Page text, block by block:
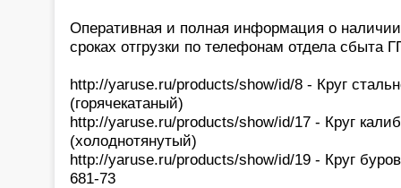
Оперативная и полная информация о
сроках отгрузки по телефонам отдела сбыта
http://yaruse.ru/products/show/id/8 - Круг
(горячекатаный)
http://yaruse.ru/products/show/id/17 - Круг
(холоднотянутый)
http://yaruse.ru/products/show/id/19 - Круг
681-73